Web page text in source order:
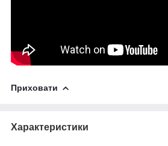
Приховати
Характеристики